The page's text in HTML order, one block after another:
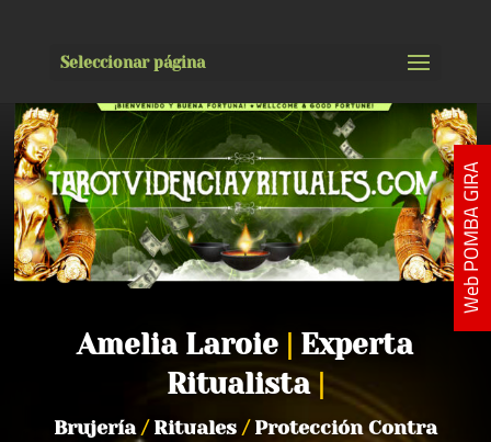
Seleccionar página
Amelia Laroie
Experta
Ritualista
Brujería /Rituales /Protección Contra
Web POMBA GIRA